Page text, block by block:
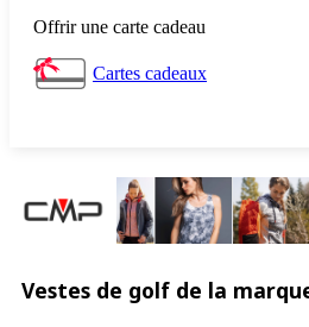
Offrir une carte cadeau
Cartes cadeaux
Vestes de golf de la